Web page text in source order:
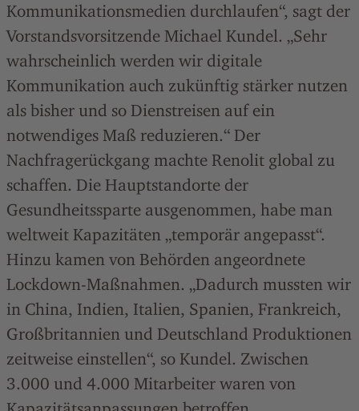
Kommunikationsmedien durchlaufen“, sagt der
Vorstandsvorsitzende Michael Kundel. „Sehr
wahrscheinlich werden wir digitale
Kommunikation auch zukünftig stärker nutzen
als bisher und so Dienstreisen auf ein
notwendiges Maß reduzieren.“ Der
Nachfragerückgang machte Renolit global zu
schaffen. Die Hauptstandorte der
Gesundheitssparte ausgenommen, habe man
weltweit Kapazitäten „temporär angepasst“.
Hinzu kamen von Behörden angeordnete
Lockdown-Maßnahmen. „Dadurch mussten wir
in China, Indien, Italien, Spanien, Frankreich,
Großbritannien und Deutschland Produktionen
zeitweise einstellen“, so Kundel. Zwischen
3.000 und 4.000 Mitarbeiter waren von